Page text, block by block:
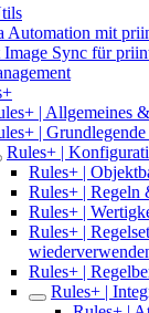
Automation mit
Sync für
| Allgemeines
|
Rules+ |
Rules+ |
Rules+ | Regeln
Rules+ |
Rules+ |
Rules+ |
Rules+ |